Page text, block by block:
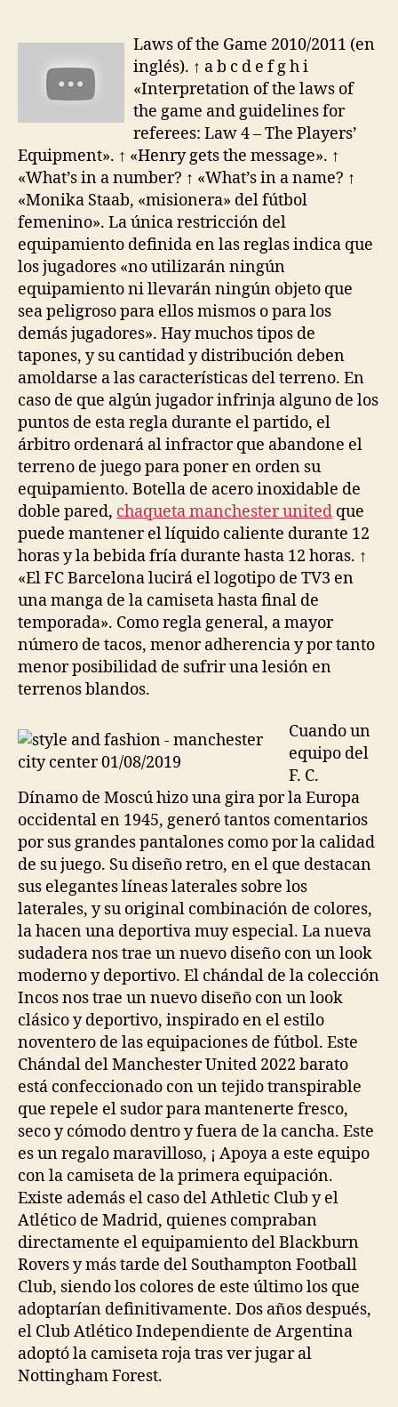
entrada
Laws of the Game 2010/2011 (en
inglés). ↑ a b c d e f g h i
«Interpretation of the laws of
the game and guidelines for
referees: Law 4 – The Players’
Equipment». ↑ «Henry gets the message». ↑
«What’s in a number? ↑ «What’s in a name? ↑
«Monika Staab, «misionera» del fútbol
femenino». La única restricción del
equipamiento definida en las reglas indica que
los jugadores «no utilizarán ningún
equipamiento ni llevarán ningún objeto que
sea peligroso para ellos mismos o para los
demás jugadores». Hay muchos tipos de
tapones, y su cantidad y distribución deben
amoldarse a las características del terreno. En
caso de que algún jugador infrinja alguno de los
puntos de esta regla durante el partido, el
árbitro ordenará al infractor que abandone el
terreno de juego para poner en orden su
equipamiento. Botella de acero inoxidable de
doble pared, chaqueta manchester united que
puede mantener el líquido caliente durante 12
horas y la bebida fría durante hasta 12 horas. ↑
«El FC Barcelona lucirá el logotipo de TV3 en
una manga de la camiseta hasta final de
temporada». Como regla general, a mayor
número de tacos, menor adherencia y por tanto
menor posibilidad de sufrir una lesión en
terrenos blandos.
Cuando un
equipo del
F. C.
Dínamo de Moscú hizo una gira por la Europa
occidental en 1945, generó tantos comentarios
por sus grandes pantalones como por la calidad
de su juego. Su diseño retro, en el que destacan
sus elegantes líneas laterales sobre los
laterales, y su original combinación de colores,
la hacen una deportiva muy especial. La nueva
sudadera nos trae un nuevo diseño con un look
moderno y deportivo. El chándal de la colección
Incos nos trae un nuevo diseño con un look
clásico y deportivo, inspirado en el estilo
noventero de las equipaciones de fútbol. Este
Chándal del Manchester United 2022 barato
está confeccionado con un tejido transpirable
que repele el sudor para mantenerte fresco,
seco y cómodo dentro y fuera de la cancha. Este
es un regalo maravilloso, ¡ Apoya a este equipo
con la camiseta de la primera equipación.
Existe además el caso del Athletic Club y el
Atlético de Madrid, quienes compraban
directamente el equipamiento del Blackburn
Rovers y más tarde del Southampton Football
Club, siendo los colores de este último los que
adoptarían definitivamente. Dos años después,
el Club Atlético Independiente de Argentina
adoptó la camiseta roja tras ver jugar al
Nottingham Forest.